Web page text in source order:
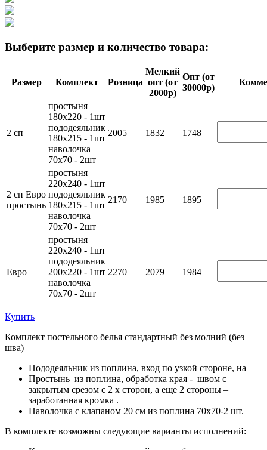
Выберите размер и количество товара:
Размер Комплект Розница
Мелкий
опт (от
2000р)
Опт (от
30000р)
2 сп
простыня
180х220 - 1шт
пододеяльник
180х215 - 1шт
наволочка
70х70 - 2шт
2005 1832 1748
2 сп Евро
простынь
простыня
220х240 - 1шт
пододеяльник
180х215 - 1шт
наволочка
70х70 - 2шт
2170 1985 1895
Евро
простыня
220х240 - 1шт
пододеяльник
200х220 - 1шт
наволочка
70х70 - 2шт
2270 2079 1984
Купить
Комплект постельного белья стандартный без молний (без
шва)
Пододеяльник из поплина, вход по узкой стороне, на
Простынь из поплина, обработка края - швом с
закрытым срезом с 2 х сторон, а еще 2 стороны –
заработанная кромка .
Наволочка с клапаном 20 см из поплина 70х70-2 шт.
В комплекте возможны следующие варианты исполнений: